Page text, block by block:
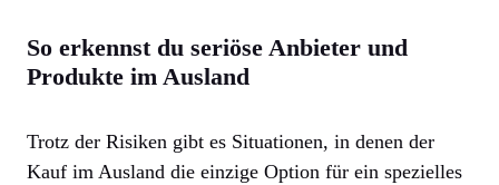
So erkennst du seriöse Anbieter und
Produkte im Ausland
Trotz der Risiken gibt es Situationen, in denen der
Kauf im Ausland die einzige Option für ein spezielles